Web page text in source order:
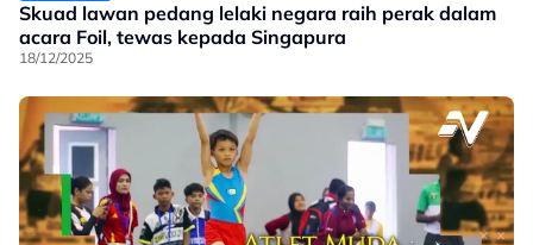
Skuad lawan pedang lelaki negara raih perak dalam
acara Foil, tewas kepada Singapura
18/12/2025